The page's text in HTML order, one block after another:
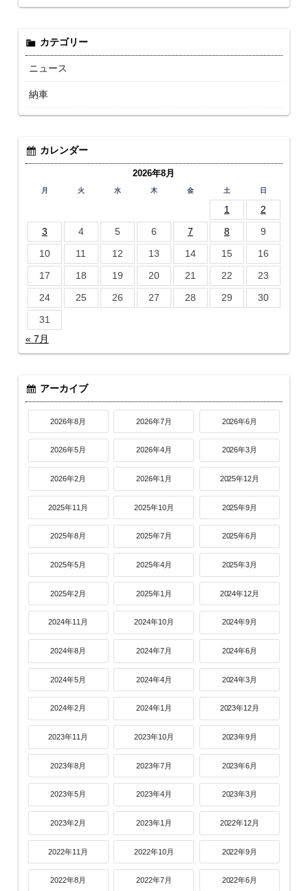
カテゴリー
ニュース
納車
カレンダー
2026年8月
月 火 水 木 金 土 日
1
2
3
4 5 6 7 8
9
10
11 12 13 14 15
16
17
18 19 20 21 22
23
24
25 26 27 28 29
30
31
« 7月
アーカイブ
2026年8月 2026年7月 2026年6月
2026年5月 2026年4月 2026年3月
2026年2月 2026年1月 2025年12月
2025年11月 2025年10月 2025年9月
2025年8月 2025年7月 2025年6月
2025年5月 2025年4月 2025年3月
2025年2月 2025年1月 2024年12月
2024年11月 2024年10月 2024年9月
2024年8月 2024年7月 2024年6月
2024年5月 2024年4月 2024年3月
2024年2月 2024年1月 2023年12月
2023年11月 2023年10月 2023年9月
2023年8月 2023年7月 2023年6月
2023年5月 2023年4月 2023年3月
2023年2月 2023年1月 2022年12月
2022年11月 2022年10月 2022年9月
2022年8月 2022年7月 2022年6月